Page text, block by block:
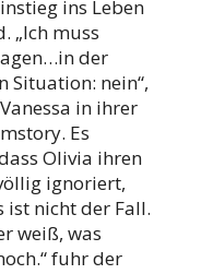
ins Leben
„Ich muss
der
Situation: nein“,
in ihrer
Es
Olivia ihren
ignoriert,
ist nicht der Fall.
weiß, was
fuhr der